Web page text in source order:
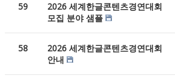
59
2026 세계한글콘텐츠경연대회
모집 분야 샘플
58
2026 세계한글콘텐츠경연대회
안내